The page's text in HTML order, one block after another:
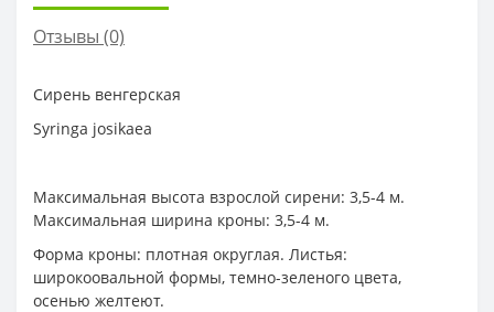
Отзывы (0)
Сирень венгерская
Syringa josikaea
Максимальная высота взрослой сирени: 3,5-4 м.
Максимальная ширина кроны: 3,5-4 м.
Форма кроны: плотная округлая. Листья:
широкоовальной формы, темно-зеленого цвета,
осенью желтеют.